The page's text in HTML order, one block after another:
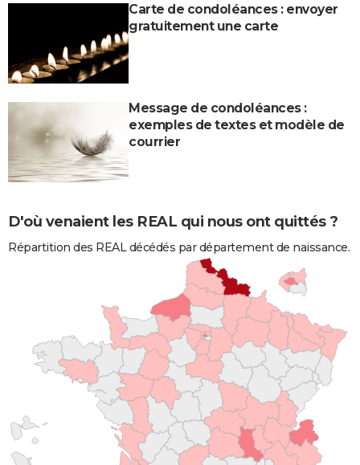
Carte de condoléances : envoyer
gratuitement une carte
Message de condoléances :
exemples de textes et modèle de
courrier
D'où venaient les REAL qui nous ont quittés ?
Répartition des REAL décédés par département de naissance.